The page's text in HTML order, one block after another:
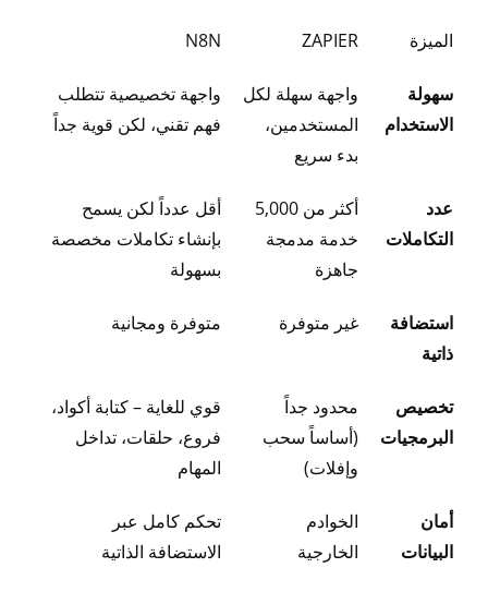
الميزة ZAPIER
N8N
سهولة
الاستخدام
واجهة سهلة لكل
المستخدمين،
بدء سريع
واجهة تخصيصية تتطلب
فهم تقني، لكن قوية جداً
عدد
التكاملات
أكثر من 5,000
خدمة مدمجة
جاهزة
أقل عدداً لكن يسمح
بإنشاء تكاملات مخصصة
بسهولة
استضافة
ذاتية
غير متوفرة متوفرة ومجانية
تخصيص
البرمجيات
محدود جداً
(أساساً سحب
وإفلات)
قوي للغاية – كتابة أكواد،
فروع، حلقات، تداخل
المهام
أمان
البيانات
الخوادم
الخارجية
تحكم كامل عبر
الاستضافة الذاتية